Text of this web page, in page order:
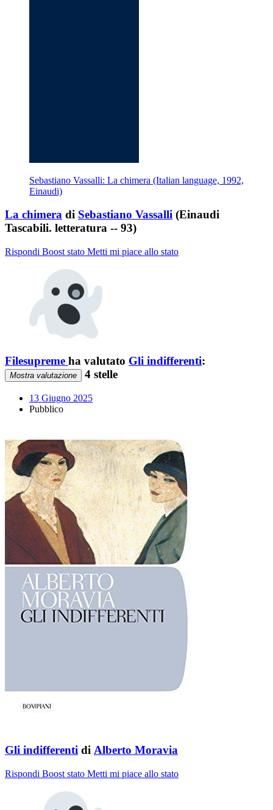
Sebastiano Vassalli: La chimera (Italian language, 1992,
Einaudi)
La chimera di Sebastiano Vassalli (Einaudi
Tascabili. letteratura -- 93)
Rispondi Boost stato Metti mi piace allo stato
Filesupreme ha valutato Gli indifferenti:
Mostra valutazione 4 stelle
13 Giugno 2025
Pubblico
Gli indifferenti di Alberto Moravia
Rispondi Boost stato Metti mi piace allo stato